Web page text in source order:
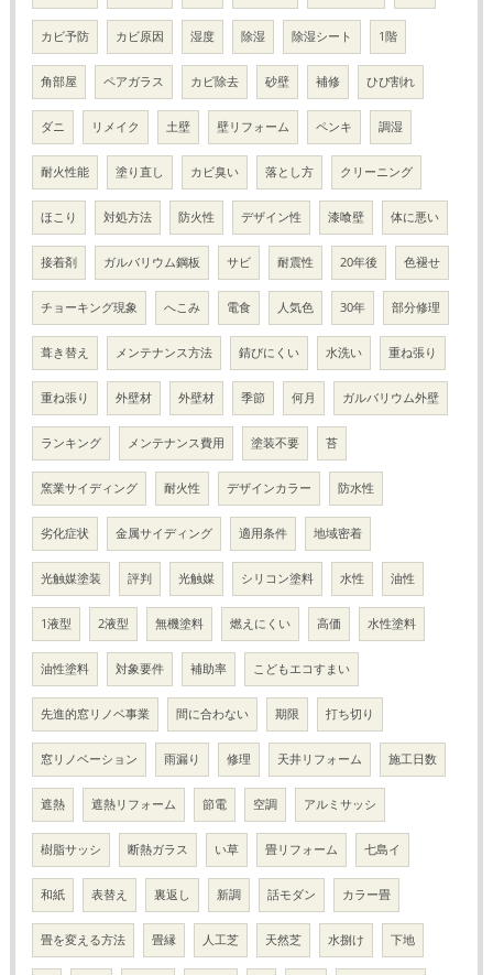
カビ予防 カビ原因 湿度 除湿 除湿シート 1階
角部屋 ペアガラス カビ除去 砂壁 補修 ひび割れ
ダニ リメイク 土壁 壁リフォーム ペンキ 調湿
耐火性能 塗り直し カビ臭い 落とし方 クリーニング
ほこり 対処方法 防火性 デザイン性 漆喰壁 体に悪い
接着剤 ガルバリウム鋼板 サビ 耐震性 20年後 色褪せ
チョーキング現象 へこみ 電食 人気色 30年 部分修理
葺き替え メンテナンス方法 錆びにくい 水洗い 重ね張り
重ね張り 外壁材 外壁材 季節 何月 ガルバリウム外壁
ランキング メンテナンス費用 塗装不要 苔
窯業サイディング 耐火性 デザインカラー 防水性
劣化症状 金属サイディング 適用条件 地域密着
光触媒塗装 評判 光触媒 シリコン塗料 水性 油性
1液型 2液型 無機塗料 燃えにくい 高価 水性塗料
油性塗料 対象要件 補助率 こどもエコすまい
先進的窓リノベ事業 間に合わない 期限 打ち切り
窓リノベーション 雨漏り 修理 天井リフォーム 施工日数
遮熱 遮熱リフォーム 節電 空調 アルミサッシ
樹脂サッシ 断熱ガラス い草 畳リフォーム 七島イ
和紙 表替え 裏返し 新調 話モダン カラー畳
畳を変える方法 畳縁 人工芝 天然芝 水捌け 下地